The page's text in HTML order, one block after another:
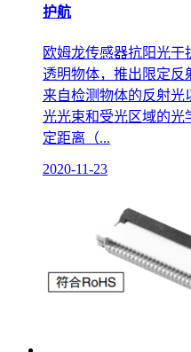
护航
欧姆龙传感器抗阳光干
透明物体，推出限定反
来自检测物体的反射光
光光束和受光区域的光
定距离（...
2020-11-23